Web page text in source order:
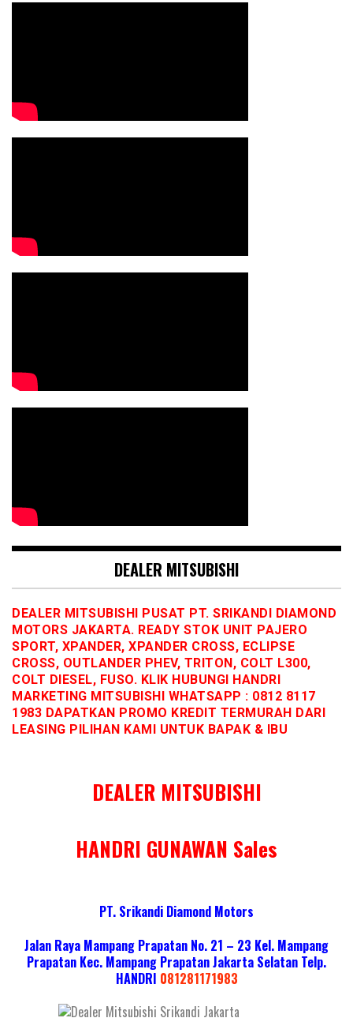
DEALER MITSUBISHI
DEALER MITSUBISHI PUSAT PT. SRIKANDI DIAMOND
MOTORS JAKARTA. READY STOK UNIT PAJERO
SPORT, XPANDER, XPANDER CROSS, ECLIPSE
CROSS, OUTLANDER PHEV, TRITON, COLT L300,
COLT DIESEL, FUSO. KLIK HUBUNGI HANDRI
MARKETING MITSUBISHI WHATSAPP : 0812 8117
1983 DAPATKAN PROMO KREDIT TERMURAH DARI
LEASING PILIHAN KAMI UNTUK BAPAK & IBU
DEALER MITSUBISHI
HANDRI GUNAWAN Sales
PT. Srikandi Diamond Motors
Jalan Raya Mampang Prapatan No. 21 – 23 Kel. Mampang
Prapatan Kec. Mampang Prapatan Jakarta Selatan Telp.
HANDRI 081281171983